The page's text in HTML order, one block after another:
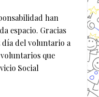
han
espacio. Gracias
del voluntario a
que
Social